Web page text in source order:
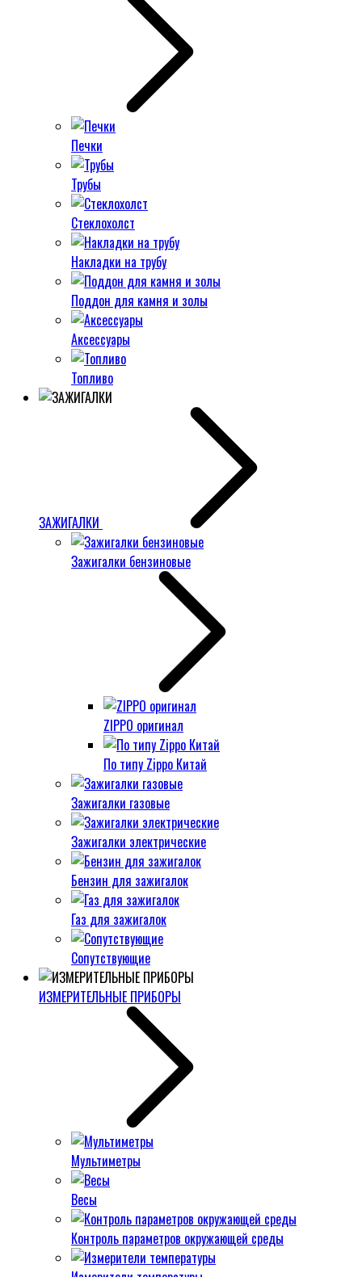
Печки
Трубы
Стеклохолст
Накладки на трубу
Поддон для камня и золы
Аксессуары
Топливо
ЗАЖИГАЛКИ
Зажигалки бензиновые
ZIPPO оригинал
По типу Zippo Китай
Зажигалки газовые
Зажигалки электрические
Бензин для зажигалок
Газ для зажигалок
Сопутствующие
ИЗМЕРИТЕЛЬНЫЕ ПРИБОРЫ
Мультиметры
Весы
Контроль параметров окружающей среды